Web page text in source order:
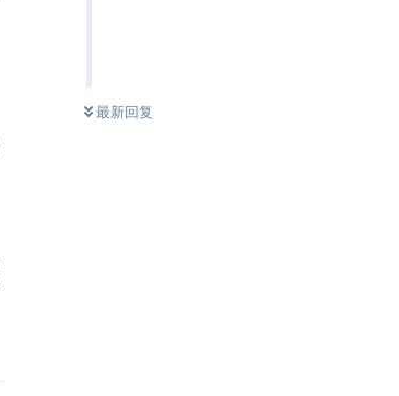
最新回复